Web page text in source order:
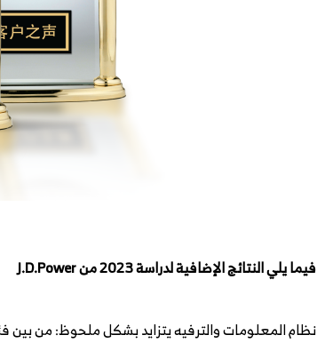
فيما يلي النتائج الإضافية لدراسة 2023 من J.D.Power